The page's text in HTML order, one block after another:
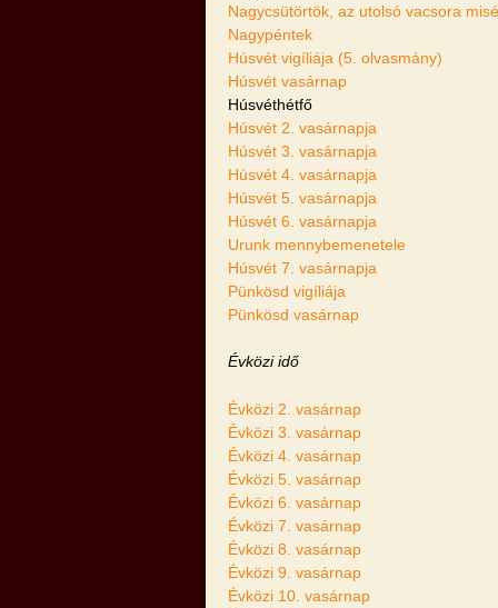
Nagycsütörtök, az utolsó vacsora
Nagypéntek
Húsvét vigíliája (5. olvasmány)
Húsvét vasárnap
Húsvéthétfő
Húsvét 2. vasárnapja
Húsvét 3. vasárnapja
Húsvét 4. vasárnapja
Húsvét 5. vasárnapja
Húsvét 6. vasárnapja
Urunk mennybemenetele
Húsvét 7. vasárnapja
Pünkösd vigíliája
Pünkösd vasárnap
Évközi idő
Évközi 2. vasárnap
Évközi 3. vasárnap
Évközi 4. vasárnap
Évközi 5. vasárnap
Évközi 6. vasárnap
Évközi 7. vasárnap
Évközi 8. vasárnap
Évközi 9. vasárnap
Évközi 10. vasárnap